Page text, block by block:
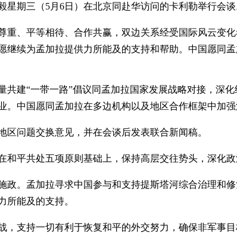
星期三（5月6日）在北京同赴华访问的卡利勒举行会谈
重、平等相待、合作共赢，双边关系经受国际风云变
继续为孟加拉提供力所能及的支持和帮助。中国愿同
共建“一带一路”倡议同孟加拉国家发展战略对接，深
。中国愿同孟加拉在多边机构以及地区合作框架中加
区问题交换意见，并在会谈后发表联合新闻稿。
和平共处五项原则基础上，保持高层交往势头，深化
政。孟加拉寻求中国参与和支持提斯塔河综合治理和
所能及的支持。
，支持一切有利于恢复和平的外交努力，确保非军事